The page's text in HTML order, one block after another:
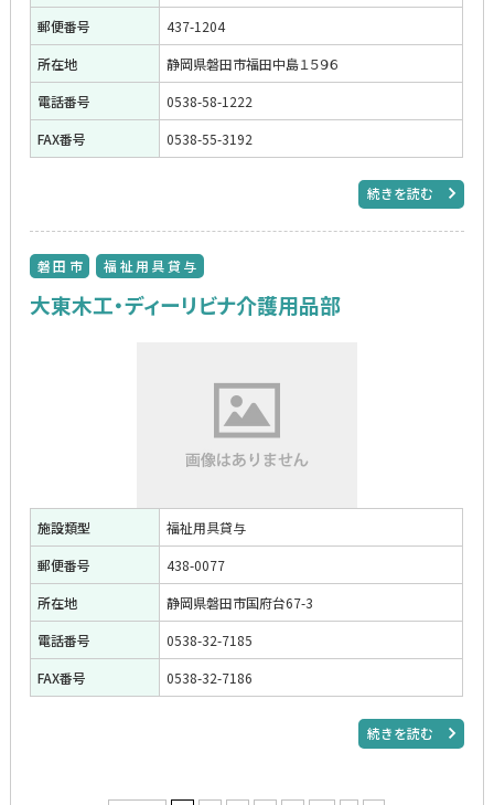
郵便番号
437-1204
所在地
静岡県磐田市福田中島１５９６
電話番号
0538-58-1222
FAX番号
0538-55-3192
続きを読む
磐田市 福祉用具貸与
大東木工・ディーリビナ介護用品部
施設類型
福祉用具貸与
郵便番号
438-0077
所在地
静岡県磐田市国府台67-3
電話番号
0538-32-7185
FAX番号
0538-32-7186
続きを読む